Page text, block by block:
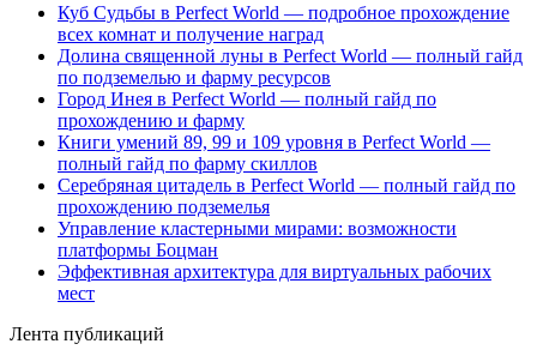
Куб Судьбы в Perfect World — подробное прохождение
всех комнат и получение наград
Долина священной луны в Perfect World — полный гайд
по подземелью и фарму ресурсов
Город Инея в Perfect World — полный гайд по
прохождению и фарму
Книги умений 89, 99 и 109 уровня в Perfect World —
полный гайд по фарму скиллов
Серебряная цитадель в Perfect World — полный гайд по
прохождению подземелья
Управление кластерными мирами: возможности
платформы Боцман
Эффективная архитектура для виртуальных рабочих
мест
Лента публикаций